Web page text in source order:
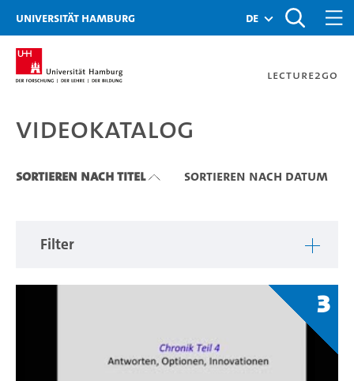
Zu den Filtern
Zur Metanavigation
Zur Hauptnavigation
Zur Suche
Zum Inhalt
Zum Seitenfuss
Universität Hamburg de
Lecture2Go
Videokatalog
Videokatalog
Sortieren nach Titel Sortieren nach Datum
Filter
3